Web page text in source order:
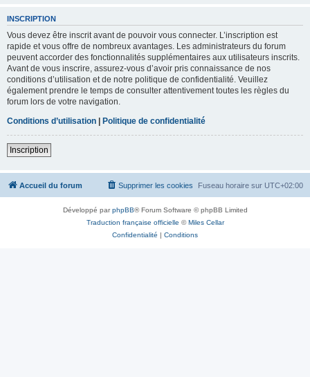
INSCRIPTION
Vous devez être inscrit avant de pouvoir vous connecter. L’inscription est
rapide et vous offre de nombreux avantages. Les administrateurs du forum
peuvent accorder des fonctionnalités supplémentaires aux utilisateurs inscrits.
Avant de vous inscrire, assurez-vous d’avoir pris connaissance de nos
conditions d’utilisation et de notre politique de confidentialité. Veuillez
également prendre le temps de consulter attentivement toutes les règles du
forum lors de votre navigation.
Conditions d’utilisation | Politique de confidentialité
Inscription
Accueil du forum Fuseau horaire sur UTC+02:00
Supprimer les cookies
Développé parphpBB® Forum Software © phpBB Limited
Traduction française officielle ©Miles Cellar
Confidentialité | Conditions